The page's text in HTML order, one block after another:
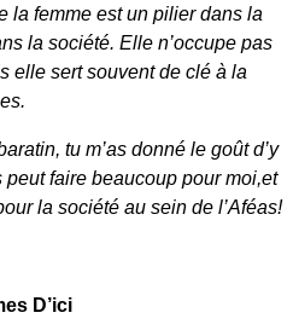
la femme est un pilier dans la
la société. Elle n’occupe pas
elle sert souvent de clé à la
tu m’as donné le goût d’y
peut faire beaucoup pour moi,et
la société au sein de l’Aféas!
D’ici